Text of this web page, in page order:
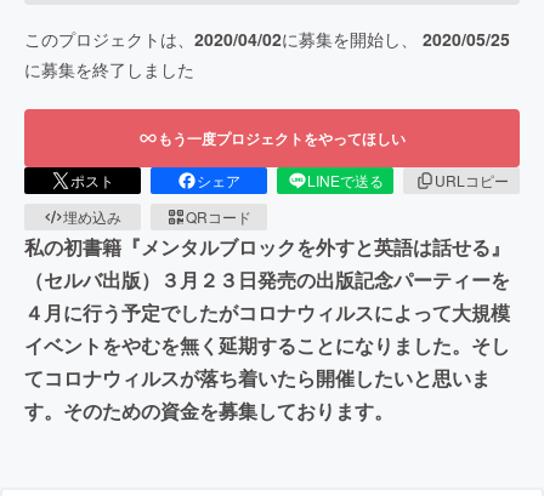
このプロジェクトは、 2020/04/02に募集を開始し、 2020/05/25
に募集を終了しました
もう一度プロジェクトをやってほしい
ポスト シェア LINEで送る
URLコピー
埋め込み
QRコード
私の初書籍『メンタルブロックを外すと英語は話せる』
（セルバ出版）３月２３日発売の出版記念パーティーを
４月に行う予定でしたがコロナウィルスによって大規模
イベントをやむを無く延期することになりました。そし
てコロナウィルスが落ち着いたら開催したいと思いま
す。そのための資金を募集しております。